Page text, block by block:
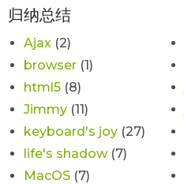
归纳总结
Ajax (2)
browser (1)
html5 (8)
Jimmy (11)
keyboard's joy (27)
life's shadow(7)
MacOS (7)